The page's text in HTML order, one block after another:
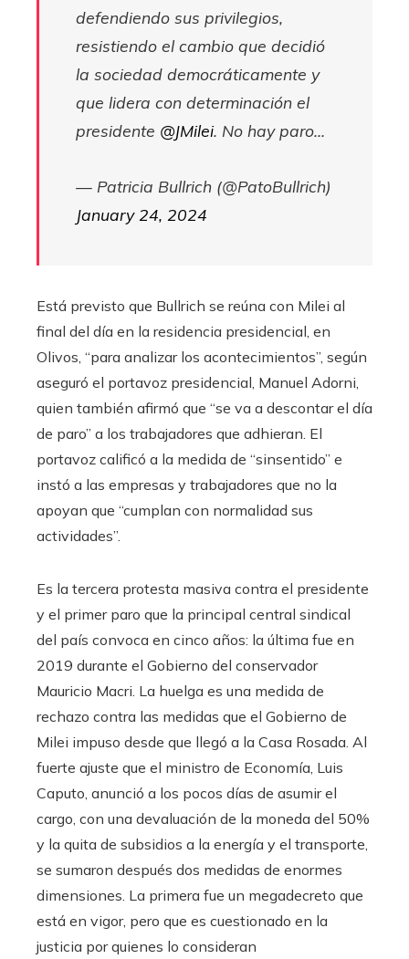
defendiendo sus privilegios,
resistiendo el cambio que decidió
la sociedad democráticamente y
que lidera con determinación el
presidente @JMilei. No hay paro…
— Patricia Bullrich (@PatoBullrich)
January 24, 2024
Está previsto que Bullrich se reúna con Milei al
final del día en la residencia presidencial, en
Olivos, “para analizar los acontecimientos”, según
aseguró el portavoz presidencial, Manuel Adorni,
quien también afirmó que “se va a descontar el día
de paro” a los trabajadores que adhieran. El
portavoz calificó a la medida de “sinsentido” e
instó a las empresas y trabajadores que no la
apoyan que “cumplan con normalidad sus
actividades”.
Es la tercera protesta masiva contra el presidente
y el primer paro que la principal central sindical
del país convoca en cinco años: la última fue en
2019 durante el Gobierno del conservador
Mauricio Macri. La huelga es una medida de
rechazo contra las medidas que el Gobierno de
Milei impuso desde que llegó a la Casa Rosada. Al
fuerte ajuste que el ministro de Economía, Luis
Caputo, anunció a los pocos días de asumir el
cargo, con una devaluación de la moneda del 50%
y la quita de subsidios a la energía y el transporte,
se sumaron después dos medidas de enormes
dimensiones. La primera fue un megadecreto que
está en vigor, pero que es cuestionado en la
justicia por quienes lo consideran